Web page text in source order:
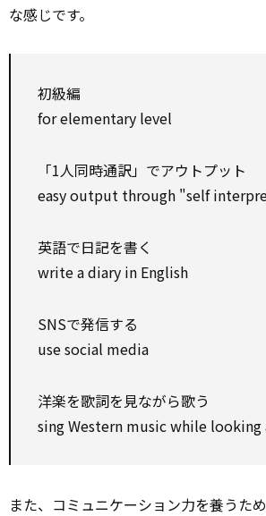
な感じです。
初級編
for elementary level
「1人同時通訳」でアウトプット
easy output through "self
英語で日記を書く
write a diary in English
SNSで発信する
use social media
洋楽を歌詞を見ながら歌う
sing Western music while
また、コミュニケーション力を養うため